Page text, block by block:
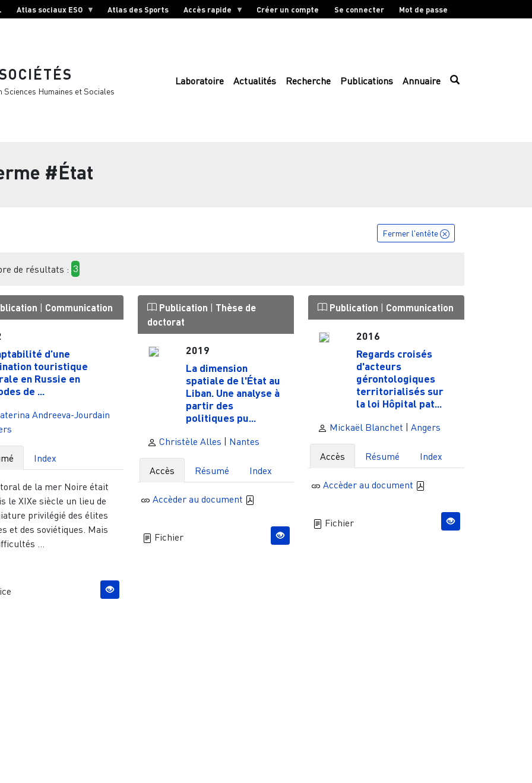
Atlas sociaux ESO Atlas des Sports Accès rapide Créer un compte Se connecter Mot de passe
Humaines et Sociales
Laboratoire Actualités Recherche Publications Annuaire
#État
Fermer l'entête
de résultats : 3
| Communication
d’une
touristique
en Russie en
de ...
Andreeva-Jourdain
Index
de la mer Noire était
le XIXe siècle un lieu de
privilégié des élites
et des soviétiques. Mais
...
Publication | Thèse de
doctorat
2019
La dimension
spatiale de l'État au
Liban. Une analyse à
partir des
politiques pu...
Christèle Alles | Nantes
Accès Résumé Index
Accèder au document
Fichier
Publication | Communication
2016
Regards croisés
d'acteurs
gérontologiques
territorialisés sur
la loi Hôpital pat...
Mickaël Blanchet | Angers
Accès Résumé Index
Accèder au document
Fichier